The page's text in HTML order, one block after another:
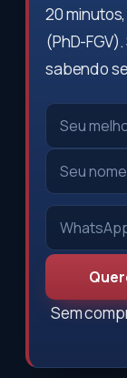
20 minutos,
(PhD-
sabendo
Sem